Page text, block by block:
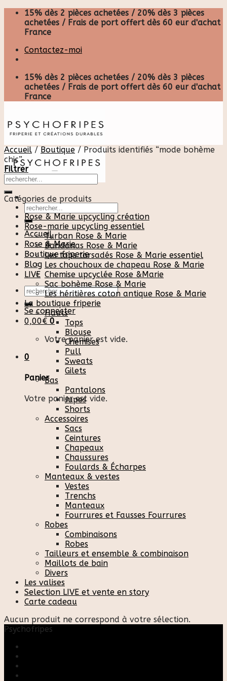
Skip
content
15% dès 2 pièces achetées / 20% dès 3 pièces
achetées / Frais de port offert dès 60 eur d'achat
France
Contactez-moi
15% dès 2 pièces achetées / 20% dès 3 pièces
achetées / Frais de port offert dès 60 eur d'achat
France
Recherche
pour :
Accueil
Rose & Marie
Boutique friperie
Blog
LIVE
Recherche
pour :
Se connecter
0,00€ 0
Votre panier est vide.
0
Panier
Votre panier est vide.
Accueil / Boutique /Produits identifiés “mode bohème
chic”
Filtrer
Catégories de produits
Rose & Marie upcycling création
Rose-marie upcycling essentiel
Turban Rose & Marie
Bandanas Rose & Marie
Les tops torsadés Rose & Marie essentiel
Les chouchoux de chapeau Rose & Marie
Chemise upcyclée Rose &Marie
Sac bohème Rose & Marie
Les héritières coton antique Rose & Marie
La boutique friperie
Hauts
Tops
Blouse
Chemises
Pull
Sweats
Gilets
Bas
Pantalons
Jupes
Shorts
Accessoires
Sacs
Ceintures
Chapeaux
Chaussures
Foulards & Écharpes
Manteaux & vestes
Vestes
Trenchs
Manteaux
Fourrures et Fausses Fourrures
Robes
Combinaisons
Robes
Tailleurs et ensemble & combinaison
Maillots de bain
Divers
Les valises
Selection LIVE et vente en story
Carte cadeau
Aucun produit ne correspond à votre sélection.
Psychofripes